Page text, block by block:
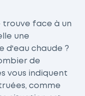
trouve face à un
une
d'eau chaude ?
de
vous indiquent
comme